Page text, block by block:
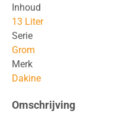
Inhoud
13 Liter
Serie
Grom
Merk
Dakine
Omschrijving